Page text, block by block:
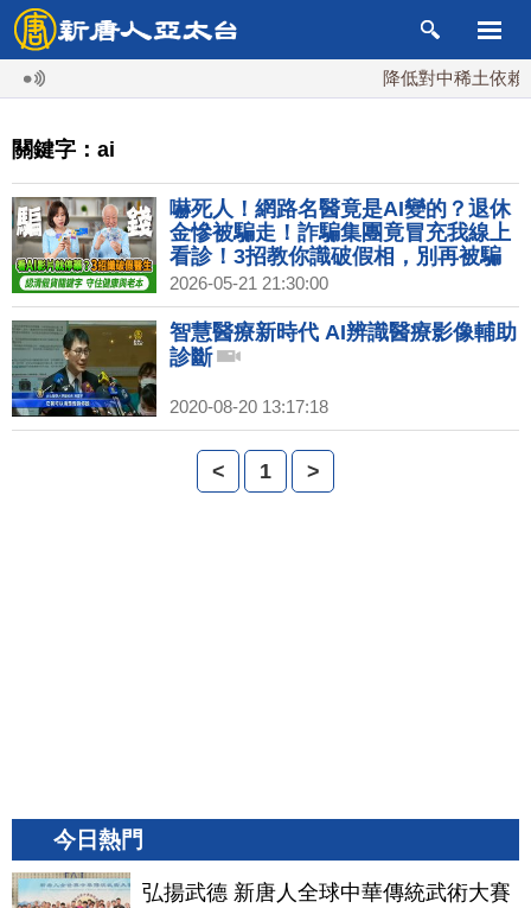
降低對中稀土依賴
關鍵字：ai
嚇死人！網路名醫竟是AI變的？退休
金慘被騙走！詐騙集團竟冒充我線上
看診！3招教你識破假相，別再被騙
去買假藥！聰明長輩必學：善用AI整
理養生精華，看病不踩雷，守住老本
享清福｜胡乃文開講Dr.HU_344
2026-05-21 21:30:00
智慧醫療新時代 AI辨識醫療影像輔助
診斷
2020-08-20 13:17:18
< 1 >
今日熱門
弘揚武德 新唐人全球中華傳統武術大賽